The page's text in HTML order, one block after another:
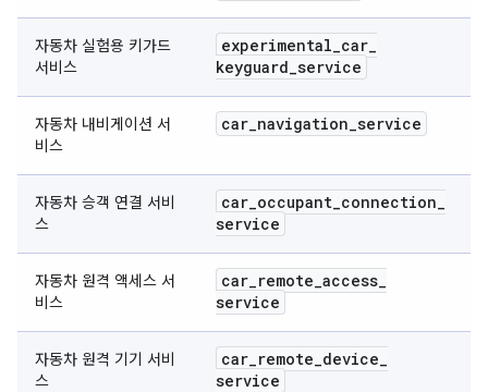
자동차 실험용 키가드
서비스
experimental_car_
keyguard_service
자동차 내비게이션 서
비스
car_navigation_service
자동차 승객 연결 서비
스
car_occupant_connection_
service
자동차 원격 액세스 서
비스
car_remote_access_
service
자동차 원격 기기 서비
스
car_remote_device_
service